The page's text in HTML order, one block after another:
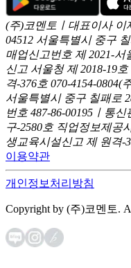
(주)코멘토ㅣ대표이사 이
04512 서울특별시 중구
매업신고번호 제 2021-
신고 서울청 제 2018-19
격-376호 070-4154-0804(
서울특별시 중구 칠패로
번호 487-86-00195ㅣ통
구-2580호 직업정보제공
생교육시설신고 제 원격-
이용약관
개인정보처리방침
Copyright by (주)코멘토.